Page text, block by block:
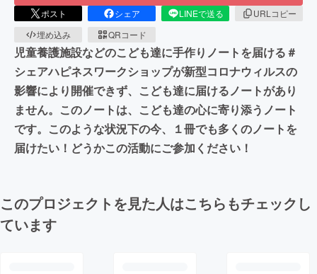
ポスト シェア LINEで送る
URLコピー
埋め込み
QRコード
児童養護施設などのこども達に手作りノートを届ける＃
シェアハピネスワークショップが新型コロナウィルスの
影響により開催できず、こども達に届けるノートがあり
ません。このノートは、こども達の心に寄り添うノート
です。このような状況下の今、１冊でも多くのノートを
届けたい！どうかこの活動にご参加ください！
このプロジェクトを見た人はこちらもチェックし
ています